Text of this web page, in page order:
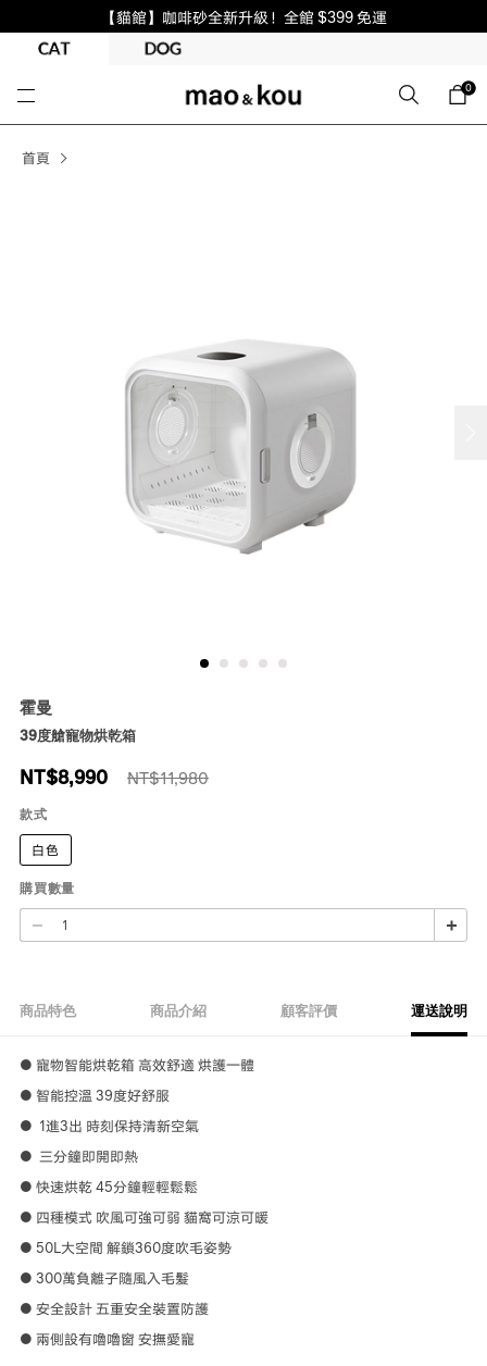
【貓館】咖啡砂全新升級！全館 $399 免運
0
首頁
霍曼
39度艙寵物烘乾箱
NT$8,990 NT$11,980
款式
白色
購買數量
商品特色 商品介紹 顧客評價 運送說明
● 寵物智能烘乾箱 高效舒適 烘護一體
● 智能控溫 39度好舒服
● 1進3出 時刻保持清新空氣
● 三分鐘即開即熱
● 快速烘乾 45分鐘輕輕鬆鬆
● 四種模式 吹風可強可弱 貓窩可涼可暖
● 50L大空間 解鎖360度吹毛姿勢
● 300萬負離子隨風入毛髮
● 安全設計 五重安全裝置防護
● 兩側設有嚕嚕窗 安撫愛寵